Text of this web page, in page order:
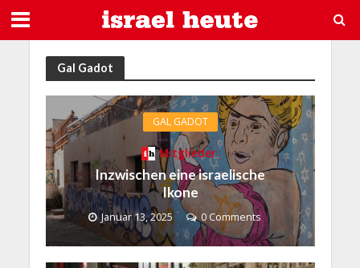
Gal Gadot
GAL GADOT
Mitglieder
Inzwischen eine israelische
Ikone
Januar 13, 2025 0 Comments